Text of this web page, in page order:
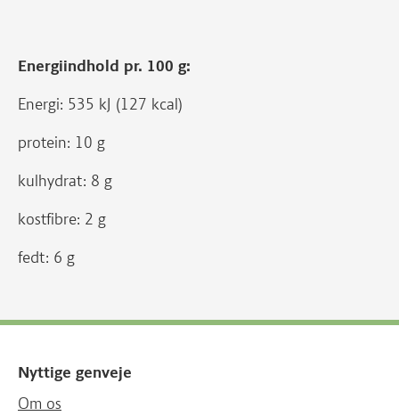
Energiindhold pr. 100 g:
Energi: 535 kJ (127 kcal)
protein: 10 g
kulhydrat: 8 g
kostfibre: 2 g
fedt: 6 g
Nyttige genveje
Om os